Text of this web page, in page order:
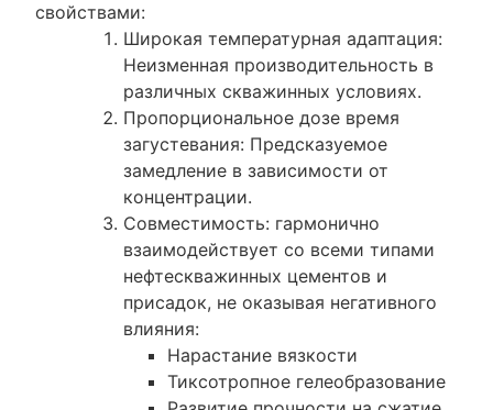
свойствами:
Широкая температурная адаптация:
Неизменная производительность в
различных скважинных условиях.
Пропорциональное дозе время
загустевания: Предсказуемое
замедление в зависимости от
концентрации.
Совместимость: гармонично
взаимодействует со всеми типами
нефтескважинных цементов и
присадок, не оказывая негативного
влияния:
Нарастание вязкости
Тиксотропное гелеобразование